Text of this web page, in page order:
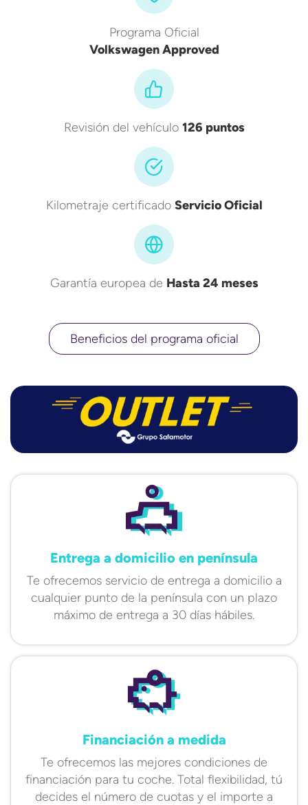
Programa Oficial
Volkswagen Approved
Revisión del vehículo 126 puntos
Kilometraje certificado Servicio Oficial
Garantía europea de Hasta 24 meses
Beneficios del programa oficial
Entrega a domicilio en península
Te ofrecemos servicio de entrega a domicilio a
cualquier punto de la península con un plazo
máximo de entrega a 30 días hábiles.
Financiación a medida
Te ofrecemos las mejores condiciones de
financiación para tu coche. Total flexibilidad, tú
decides el número de cuotas y el importe a